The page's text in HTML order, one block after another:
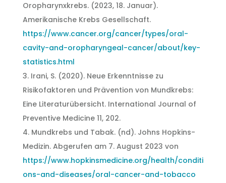
Oropharynxkrebs. (2023, 18. Januar).
Amerikanische Krebs Gesellschaft.
https://www.cancer.org/cancer/types/oral-
cavity-and-oropharyngeal-cancer/about/key-
statistics.html
3. Irani, S. (2020). Neue Erkenntnisse zu
Risikofaktoren und Prävention von Mundkrebs:
Eine Literaturübersicht. International Journal of
Preventive Medicine 11, 202.
4. Mundkrebs und Tabak. (nd). Johns Hopkins-
Medizin. Abgerufen am 7. August 2023 von
https://www.hopkinsmedicine.org/health/conditi
ons-and-diseases/oral-cancer-and-tobacco